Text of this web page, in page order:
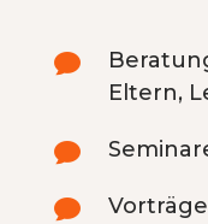

Eltern,

